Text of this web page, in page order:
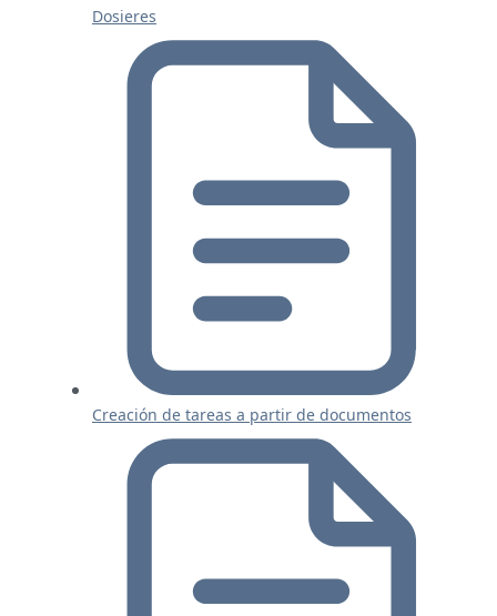
Dosieres
Creación de tareas a partir de documentos